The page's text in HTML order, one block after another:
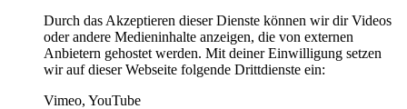
Durch das Akzeptieren dieser Dienste können wir dir Videos
oder andere Medieninhalte anzeigen, die von externen
Anbietern gehostet werden. Mit deiner Einwilligung setzen
wir auf dieser Webseite folgende Drittdienste ein:
Vimeo, YouTube